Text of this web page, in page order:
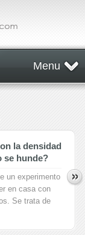
Menu
la densidad
se hunde?
un experimento
en casa con
Se trata de